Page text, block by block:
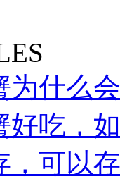
为什么
好吃，
，可以